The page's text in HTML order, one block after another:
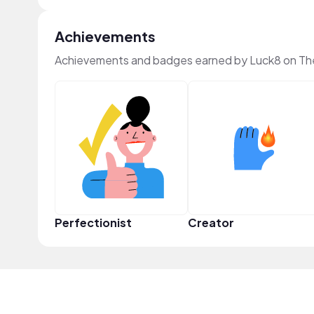
Achievements
Achievements and badges earned by Luck8 on
Perfectionist Creator